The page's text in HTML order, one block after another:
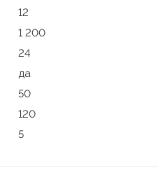
12
1 200
24
да
50
120
5